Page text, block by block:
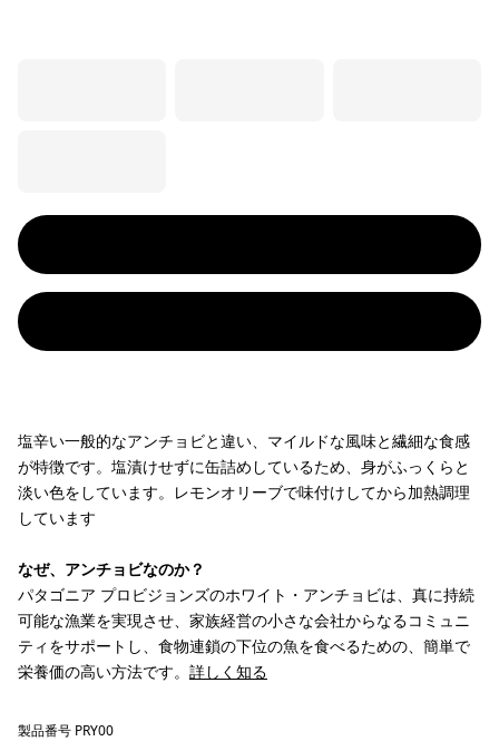
塩辛い一般的なアンチョビと違い、マイルドな風味と繊細な食感
が特徴です。塩漬けせずに缶詰めしているため、身がふっくらと
淡い色をしています。レモンオリーブで味付けしてから加熱調理
しています
なぜ、アンチョビなのか？
パタゴニア プロビジョンズのホワイト・アンチョビは、真に持続
可能な漁業を実現させ、家族経営の小さな会社からなるコミュニ
ティをサポートし、食物連鎖の下位の魚を食べるための、簡単で
栄養価の高い方法です。 詳しく知る
製品番号 PRY00